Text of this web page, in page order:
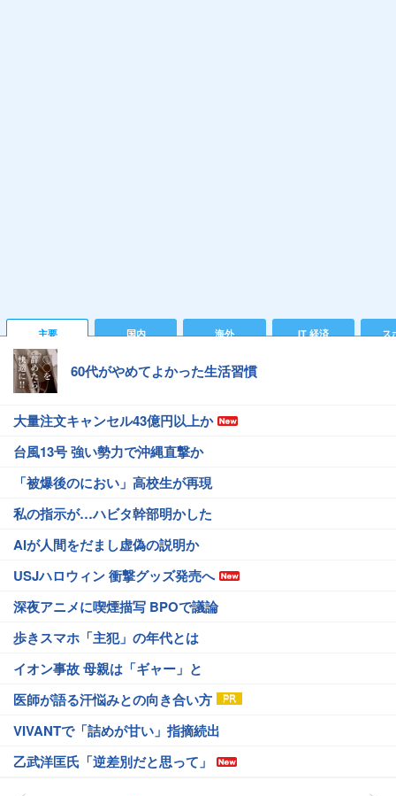
主要 国内 海外 IT 経済 ス
60代がやめてよかった生活習慣
大量注文キャンセル43億円以上か
台風13号 強い勢力で沖縄直撃か
「被爆後のにおい」高校生が再現
私の指示が…ハビタ幹部明かした
AIが人間をだまし虚偽の説明か
USJハロウィン 衝撃グッズ発売へ
深夜アニメに喫煙描写 BPOで議論
歩きスマホ「主犯」の年代とは
イオン事故 母親は「ギャー」と
医師が語る汗悩みとの向き合い方
VIVANTで「詰めが甘い」指摘続出
乙武洋匡氏「逆差別だと思って」